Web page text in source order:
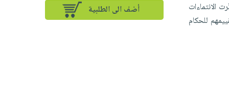
الانتماءات
للحكام
أضف الى الطلبية